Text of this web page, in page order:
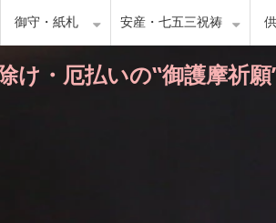
御守・紙札 安産・七五三祝祷
け・厄払いの‟御護摩祈